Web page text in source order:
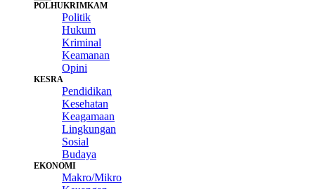
POLHUKRIMKAM
Politik
Hukum
Kriminal
Keamanan
Opini
KESRA
Pendidikan
Kesehatan
Keagamaan
Lingkungan
Sosial
Budaya
EKONOMI
Makro/Mikro